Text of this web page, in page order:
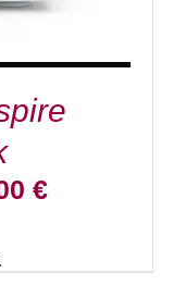
€
€Aktueller